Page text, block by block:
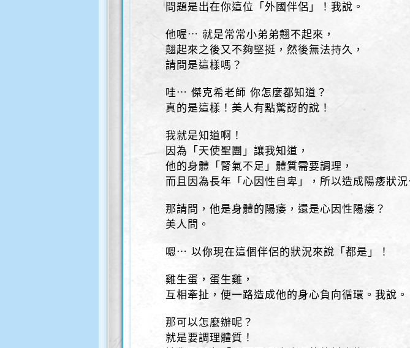
問題是出在你這位「外國伴侶」！我說。
他喔⋯ 就是常常小弟弟翹不起來，
翹起來之後又不夠堅挺，然後無法持久，
請問是這樣嗎？
哇⋯ 傑克希老師 你怎麼都知道？
真的是這樣！美人有點驚訝的說！
我就是知道啊！
因為「天使聖團」讓我知道，
他的身體「腎氣不足」體質需要調理，
而且因為長年「心因性自卑」，所以造成陽痿狀
那請問，他是身體的陽痿，還是心因性陽痿？
美人問。
嗯⋯ 以你現在這個伴侶的狀況來說「都是」！
雞生蛋，蛋生雞，
互相牽扯，便一路造成他的身心負向循環。我說。
那可以怎麼辦呢？
就是要調理體質！